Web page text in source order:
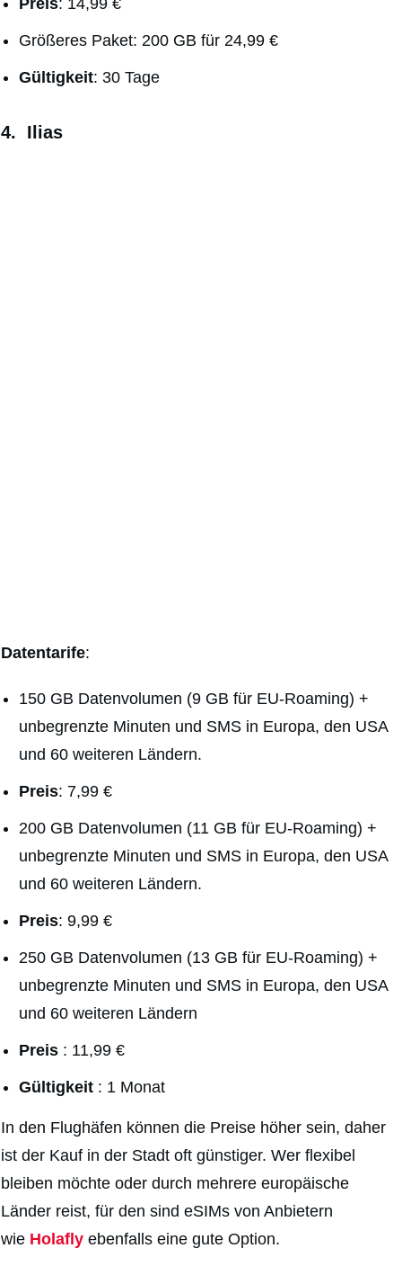
Preis: 14,99 €
Größeres Paket: 200 GB für 24,99 €
Gültigkeit: 30 Tage
4. Ilias
Datentarife:
150 GB Datenvolumen (9 GB für EU-Roaming) +
unbegrenzte Minuten und SMS in Europa, den USA
und 60 weiteren Ländern.
Preis: 7,99 €
200 GB Datenvolumen (11 GB für EU-Roaming) +
unbegrenzte Minuten und SMS in Europa, den USA
und 60 weiteren Ländern.
Preis: 9,99 €
250 GB Datenvolumen (13 GB für EU-Roaming) +
unbegrenzte Minuten und SMS in Europa, den USA
und 60 weiteren Ländern
Preis : 11,99 €
Gültigkeit : 1 Monat
In den Flughäfen können die Preise höher sein, daher
ist der Kauf in der Stadt oft günstiger. Wer flexibel
bleiben möchte oder durch mehrere europäische
Länder reist, für den sind eSIMs von Anbietern
wie Holafly ebenfalls eine gute Option.